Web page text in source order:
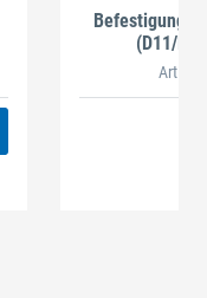
Befestigung
(D11/
Artikel-